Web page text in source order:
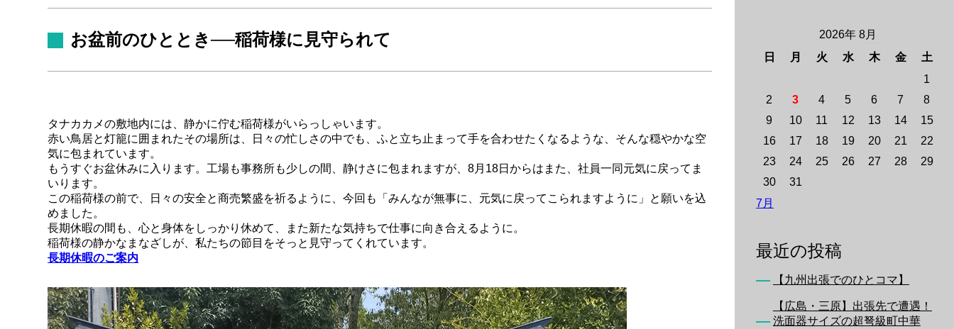
お盆前のひととき──稲荷様に見守られて
タナカカメの敷地内には、静かに佇む稲荷様がいらっしゃいます。
赤い鳥居と灯籠に囲まれたその場所は、日々の忙しさの中でも、ふと立ち止まって手を合わせたくなるような、そんな穏やかな空
気に包まれています。
もうすぐお盆休みに入ります。工場も事務所も少しの間、静けさに包まれますが、8月18日からはまた、社員一同元気に戻ってま
いります。
この稲荷様の前で、日々の安全と商売繁盛を祈るように、今回も「みんなが無事に、元気に戻ってこられますように」と願いを込
めました。
長期休暇の間も、心と身体をしっかり休めて、また新たな気持ちで仕事に向き合えるように。
稲荷様の静かなまなざしが、私たちの節目をそっと見守ってくれています。
長期休暇のご案内
2026年 8月
日
月 火 水 木 金
土
1
2
3 4 5 6 7
8
9
10 11 12 13 14
15
16
17 18 19 20 21
22
23
24 25 26 27 28
29
30
31
7月
最近の投稿
【九州出張でのひとコマ】
【広島・三原】出張先で遭遇！
洗面器サイズの超弩級町中華